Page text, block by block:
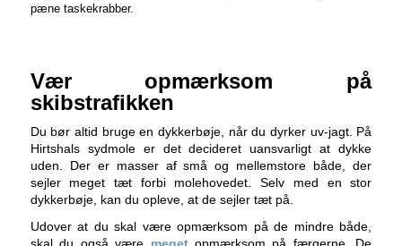
pæne taskekrabber.
Vær opmærksom på
skibstrafikken
Du bør altid bruge en dykkerbøje, når du dyrker uv-jagt. På
Hirtshals sydmole er det decideret uansvarligt at dykke
uden. Der er masser af små og mellemstore både, der
sejler meget tæt forbi molehovedet. Selv med en stor
dykkerbøje, kan du opleve, at de sejler tæt på.
Udover at du skal være opmærksom på de mindre både,
skal du også være meget opmærksom på færgerne. De